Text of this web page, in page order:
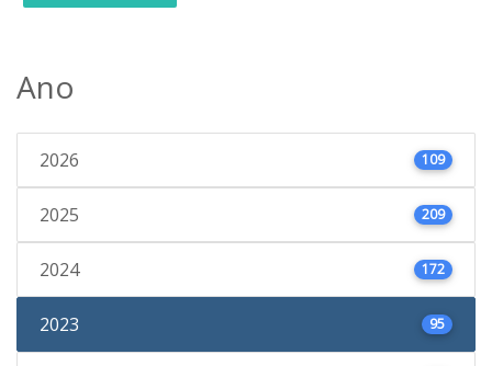
Ano
2026 109
2025 209
2024 172
2023 95